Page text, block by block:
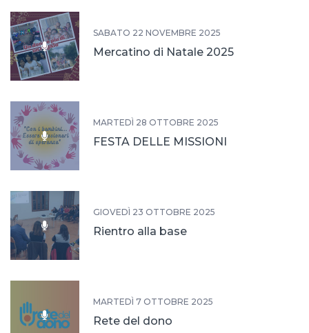
SABATO 22 NOVEMBRE 2025
Mercatino di Natale 2025
MARTEDÌ 28 OTTOBRE 2025
FESTA DELLE MISSIONI
GIOVEDÌ 23 OTTOBRE 2025
Rientro alla base
MARTEDÌ 7 OTTOBRE 2025
Rete del dono